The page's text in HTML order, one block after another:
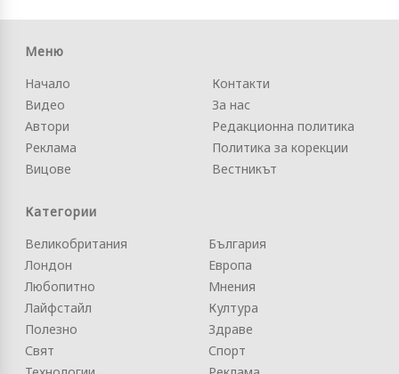
Меню
Начало
Видео
Автори
Реклама
Вицове
Контакти
За нас
Редакционна политика
Политика за корекции
Вестникът
Категории
Великобритания
Лондон
Любопитно
Лайфстайл
Полезно
Свят
България
Европа
Мнения
Култура
Здраве
Спорт